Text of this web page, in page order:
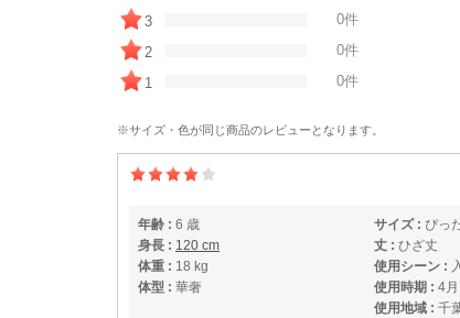
3
0件
2
0件
1
0件
※サイズ・色が同じ商品のレビューとなります。
年齢 : 6 歳
身長 : 120 cm
体重 : 18 kg
体型 : 華奢
サイズ : ぴっ
丈 : ひざ丈
使用シーン :
使用時期 : 4月
使用地域 : 千